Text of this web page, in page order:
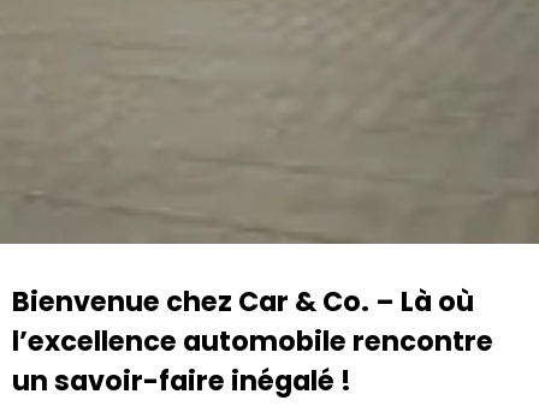
Bienvenue chez Car & Co. – Là où
l’excellence automobile rencontre
un savoir-faire inégalé !